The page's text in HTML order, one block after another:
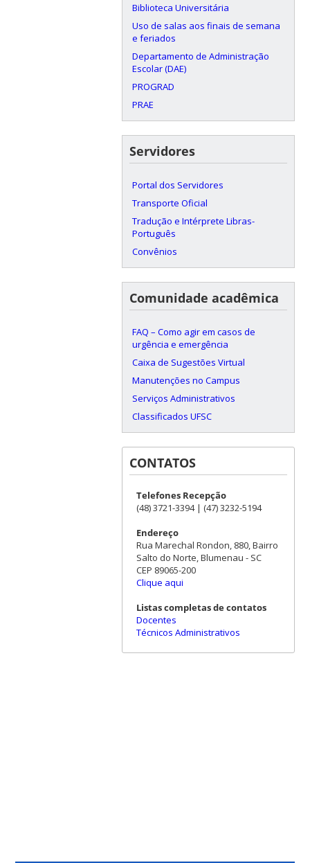
Biblioteca Universitária
Uso de salas aos finais de semana
e feriados
Departamento de Administração
Escolar (DAE)
PROGRAD
PRAE
Servidores
Portal dos Servidores
Transporte Oficial
Tradução e Intérprete Libras-
Português
Convênios
Comunidade acadêmica
FAQ – Como agir em casos de
urgência e emergência
Caixa de Sugestões Virtual
Manutenções no Campus
Serviços Administrativos
Classificados UFSC
CONTATOS
Telefones Recepção
(48) 3721-3394 | (47) 3232-5194
Endereço
Rua Marechal Rondon, 880, Bairro
Salto do Norte, Blumenau - SC
CEP 89065-200
Clique aqui
Listas completas de contatos
Docentes
Técnicos Administrativos